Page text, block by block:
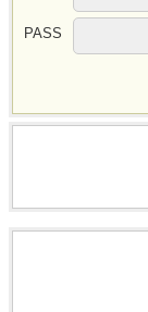
PASS